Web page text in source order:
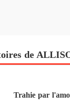
de
Trahie par